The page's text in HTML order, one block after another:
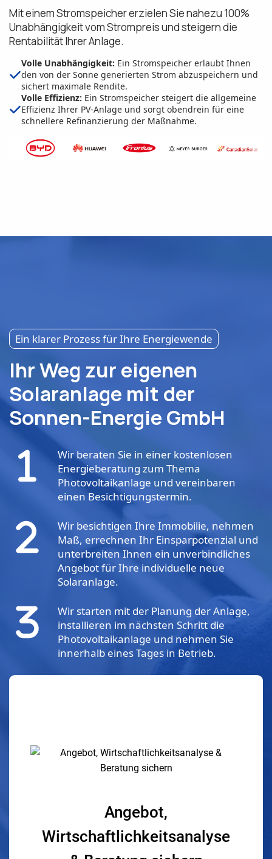
Mit einem Stromspeicher erzielen Sie nahezu 100%
Unabhängigkeit vom Strompreis und steigern die
Rentabilität Ihrer Anlage.
Volle Unabhängigkeit: Ein Stromspeicher erlaubt Ihnen
den von der Sonne generierten Strom abzuspeichern und
sichert maximale Rendite.
Volle Effizienz: Ein Stromspeicher steigert die allgemeine
Effizienz Ihrer PV-Anlage und sorgt obendrein für eine
schnellere Refinanzierung der Maßnahme.
Ein klarer Prozess für Ihre Energiewende
Ihr Weg zur eigenen
Solaranlage mit der
Sonnen-Energie GmbH
Wir beraten Sie in einer kostenlosen
Energieberatung zum Thema
Photovoltaikanlage und vereinbaren
einen Besichtigungstermin.
Wir besichtigen Ihre Immobilie, nehmen
Maß, errechnen Ihr Einsparpotenzial und
unterbreiten Ihnen ein unverbindliches
Angebot für Ihre individuelle neue
Solaranlage.
Wir starten mit der Planung der Anlage,
installieren im nächsten Schritt die
Photovoltaikanlage und nehmen Sie
innerhalb eines Tages in Betrieb.